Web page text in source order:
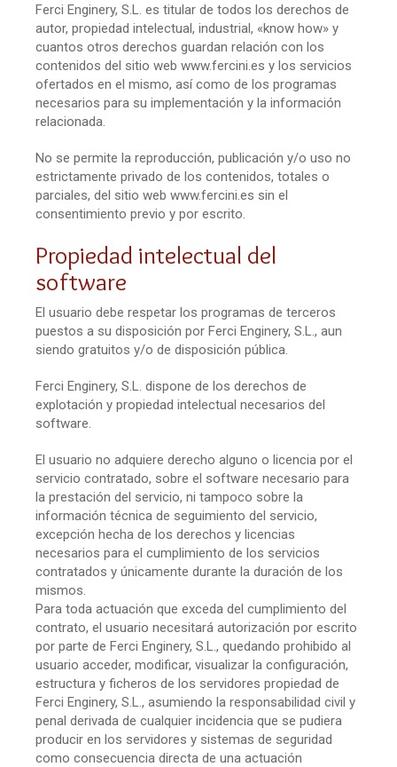
Ferci Enginery, S.L. es titular de todos los derechos de
autor, propiedad intelectual, industrial, «know how» y
cuantos otros derechos guardan relación con los
contenidos del sitio web www.fercini.es y los servicios
ofertados en el mismo, así como de los programas
necesarios para su implementación y la información
relacionada.
No se permite la reproducción, publicación y/o uso no
estrictamente privado de los contenidos, totales o
parciales, del sitio web www.fercini.es sin el
consentimiento previo y por escrito.
Propiedad intelectual del
software
El usuario debe respetar los programas de terceros
puestos a su disposición por Ferci Enginery, S.L., aun
siendo gratuitos y/o de disposición pública.
Ferci Enginery, S.L. dispone de los derechos de
explotación y propiedad intelectual necesarios del
software.
El usuario no adquiere derecho alguno o licencia por el
servicio contratado, sobre el software necesario para
la prestación del servicio, ni tampoco sobre la
información técnica de seguimiento del servicio,
excepción hecha de los derechos y licencias
necesarios para el cumplimiento de los servicios
contratados y únicamente durante la duración de los
mismos.
Para toda actuación que exceda del cumplimiento del
contrato, el usuario necesitará autorización por escrito
por parte de Ferci Enginery, S.L., quedando prohibido al
usuario acceder, modificar, visualizar la configuración,
estructura y ficheros de los servidores propiedad de
Ferci Enginery, S.L., asumiendo la responsabilidad civil y
penal derivada de cualquier incidencia que se pudiera
producir en los servidores y sistemas de seguridad
como consecuencia directa de una actuación